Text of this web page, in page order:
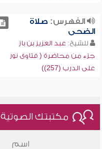
الفهرس: صلاة
الضحى
للشيخ: عبد العزيز بن باز
جزء من محاضرة ( فتاوى نور
على الدرب (257))
مكتبتك الصوتية
اسم